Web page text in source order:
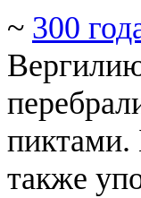
~ 300
пиктами.
также